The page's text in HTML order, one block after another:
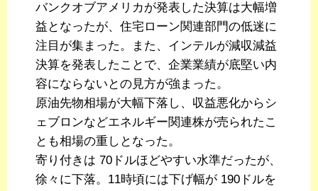
バンクオブアメリカが発表した決算は大幅増
益となったが、住宅ローン関連部門の低迷に
注目が集まった。また、インテルが減収減益
決算を発表したことで、企業業績が底堅い内
容にならないとの見方が強まった。
原油先物相場が大幅下落し、収益悪化からシ
ェブロンなどエネルギー関連株が売られたこ
とも相場の重しとなった。
寄り付きは 70ドルほどやすい水準だったが、
徐々に下落。11時頃には下げ幅が 190ドルを